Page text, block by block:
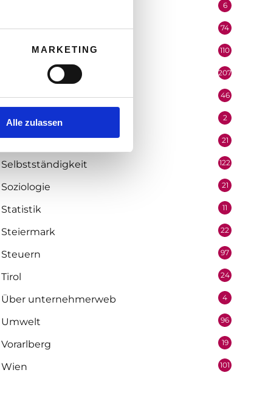
MARKETING
Alle zulassen
6
Podcast 74
110
207
Recht 46
Redaktion 2
Salzburg 21
Selbstständigkeit 122
Soziologie 21
Statistik 11
Steiermark 22
Steuern 97
Tirol 24
Über unternehmerweb 4
Umwelt 96
Vorarlberg 19
Wien 101